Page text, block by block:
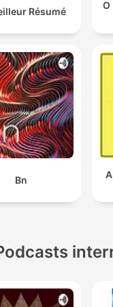
Résumé
O
Bn